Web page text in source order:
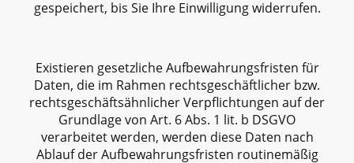
gespeichert, bis Sie Ihre Einwilligung widerrufen.
Existieren gesetzliche Aufbewahrungsfristen für
Daten, die im Rahmen rechtsgeschäftlicher bzw.
rechtsgeschäftsähnlicher Verpflichtungen auf der
Grundlage von Art. 6 Abs. 1 lit. b DSGVO
verarbeitet werden, werden diese Daten nach
Ablauf der Aufbewahrungsfristen routinemäßig